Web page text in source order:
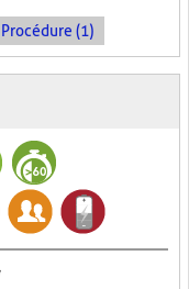
Procédure (1)